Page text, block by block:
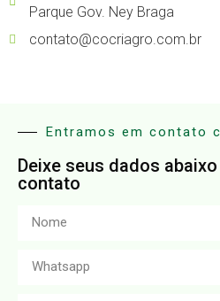
Parque Gov. Ney Braga
contato@cocriagro.com.br
Entramos em contato
Deixe seus dados
contato